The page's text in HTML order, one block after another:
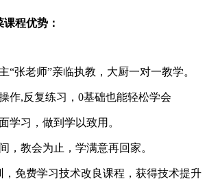
程优势：
“张老师”亲临执教，大厨一对一教学。
作,反复练习，0基础也能轻松学会
学习，做到学以致用。
，教会为止，学满意再回家。
，免费学习技术改良课程，获得技术提升